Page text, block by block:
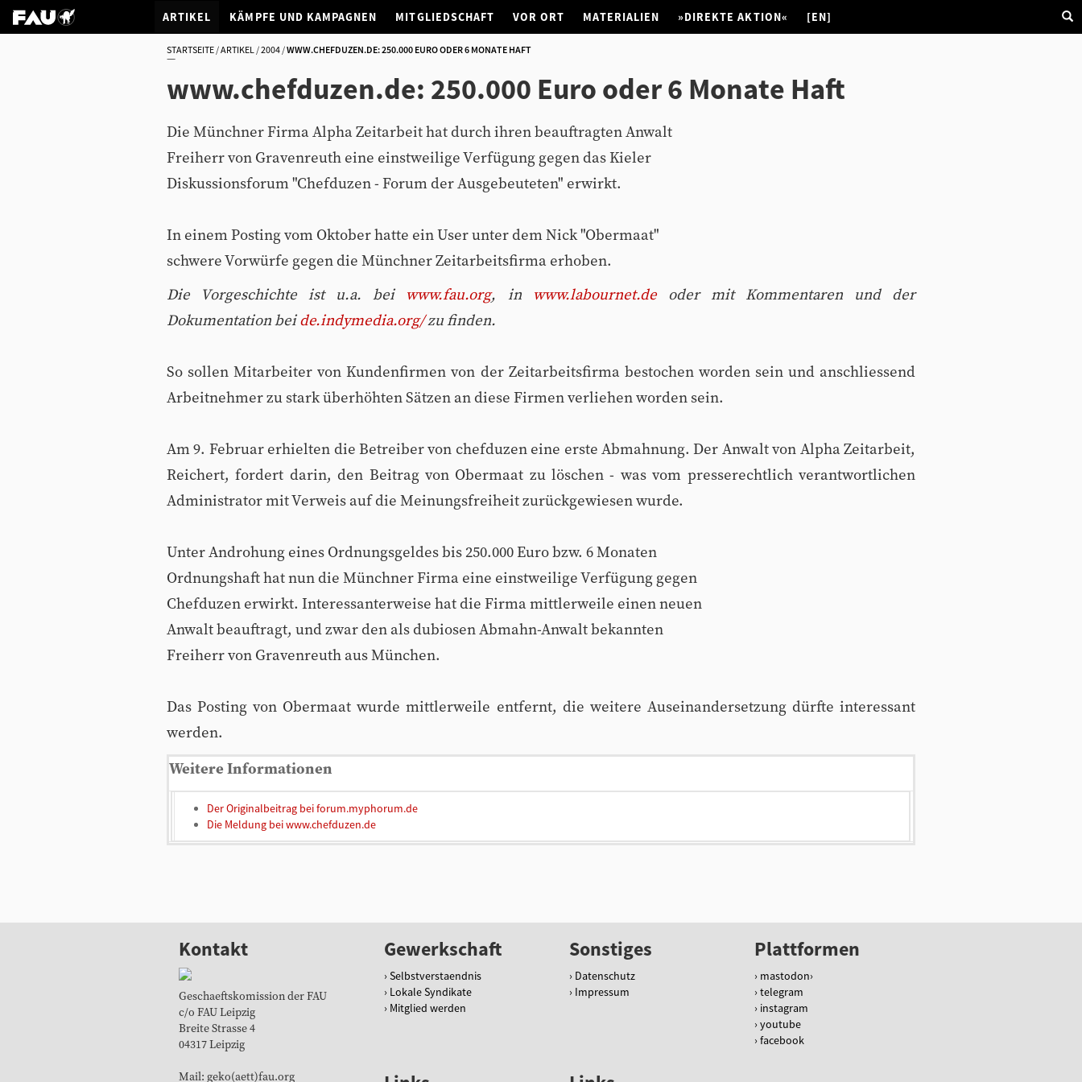
ARTIKEL KÄMPFE UND KAMPAGNEN MITGLIEDSCHAFT VOR ORT MATERIALIEN »DIREKTE AKTION« [EN]
STARTSEITE ARTIKEL 2004 WWW.CHEFDUZEN.DE: 250.000 EURO ODER 6 MONATE HAFT
www.chefduzen.de: 250.000 Euro oder 6 Monate Haft
Die Münchner Firma Alpha Zeitarbeit hat durch ihren beauftragten Anwalt
Freiherr von Gravenreuth eine einstweilige Verfügung gegen das Kieler
Diskussionsforum "Chefduzen - Forum der Ausgebeuteten" erwirkt.
In einem Posting vom Oktober hatte ein User unter dem Nick "Obermaat"
schwere Vorwürfe gegen die Münchner Zeitarbeitsfirma erhoben.
Die Vorgeschichte ist u.a. bei www.fau.org, in www.labournet.deoder mit Kommentaren und der
Dokumentation beide.indymedia.org/zu finden.
So sollen Mitarbeiter von Kundenfirmen von der Zeitarbeitsfirma bestochen worden sein und anschliessend
Arbeitnehmer zu stark überhöhten Sätzen an diese Firmen verliehen worden sein.
Am 9. Februar erhielten die Betreiber von chefduzen eine erste Abmahnung. Der Anwalt von Alpha Zeitarbeit,
Reichert, fordert darin, den Beitrag von Obermaat zu löschen - was vom presserechtlich verantwortlichen
Administrator mit Verweis auf die Meinungsfreiheit zurückgewiesen wurde.
Unter Androhung eines Ordnungsgeldes bis 250.000 Euro bzw. 6 Monaten
Ordnungshaft hat nun die Münchner Firma eine einstweilige Verfügung gegen
Chefduzen erwirkt. Interessanterweise hat die Firma mittlerweile einen neuen
Anwalt beauftragt, und zwar den als dubiosen Abmahn-Anwalt bekannten
Freiherr von Gravenreuth aus München.
Das Posting von Obermaat wurde mittlerweile entfernt, die weitere Auseinandersetzung dürfte interessant
werden.
Weitere Informationen
Der Originalbeitrag bei forum.myphorum.de
Die Meldung bei www.chefduzen.de
Kontakt
Geschaeftskomission der FAU
c/o FAU Leipzig
Breite Strasse 4
04317 Leipzig
Mail: geko(aett)fau.org
Gewerkschaft
Selbstverstaendnis
Lokale Syndikate
Mitglied werden
Sonstiges
Datenschutz
Impressum
Plattformen
mastodon
telegram
instagram
youtube
facebook